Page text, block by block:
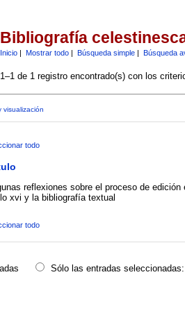
Bibliografía
Inicio| Mostrar todo| Búsqueda simple| Búsqueda
1–1 de 1 registro encontrado(s) con los
visualización
todo
reflexiones sobre el proceso de edición
xvi y la bibliografía textual
todo
Sólo las entradas seleccionadas: